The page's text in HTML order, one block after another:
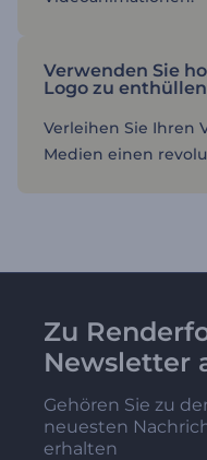
Verwenden Sie
Logo zu enthüllen
Verleihen Sie Ihren
Medien einen
Zu
Newsletter
Gehören Sie zu
neuesten
erhalten